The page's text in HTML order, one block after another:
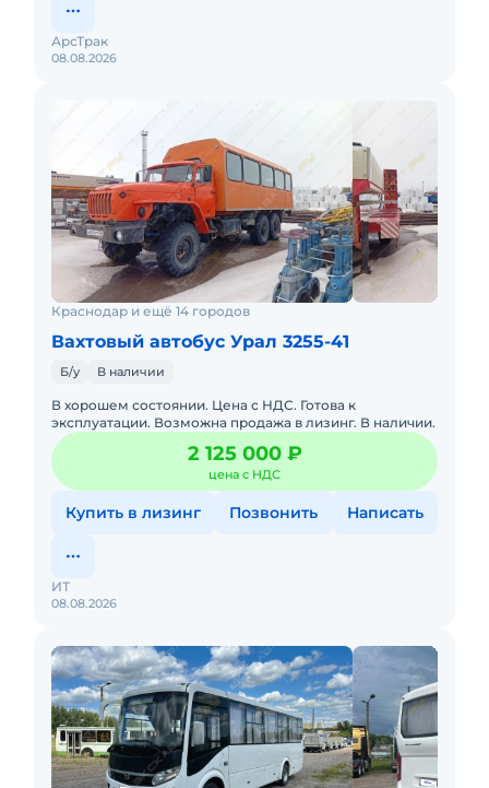
08.08.2026
АрсТрак
Краснодар и ещё 14 городов
Вахтовый автобус Урал 3255-41
Б/у В наличии
В хорошем состоянии. Цена с НДС. Готова к
эксплуатации. Возможна продажа в лизинг. В наличии.
2 125 000 ₽
цена с НДС
Купить в лизинг Позвонить Написать
08.08.2026
ИТ